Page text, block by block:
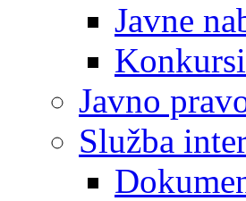
Javne
Javno
Služba